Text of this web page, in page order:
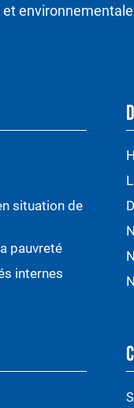
situation de
pauvreté
internes